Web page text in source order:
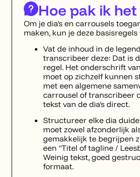
Hoe pak ik
Om je dia's en carrousels
maken, kun je deze basisregels
Vat de inhoud in de
transcribeer deze: Dat is
regel. Het onderschrift
moet op zichzelf kunnen
met een algemene
carrousel of transcribeer
tekst van de dia's direct.
Structureer elke dia
moet zowel afzonderlijk
gemakkelijk te begrijpen
een "Titel of tagline /
Weinig tekst, goed
formaat.